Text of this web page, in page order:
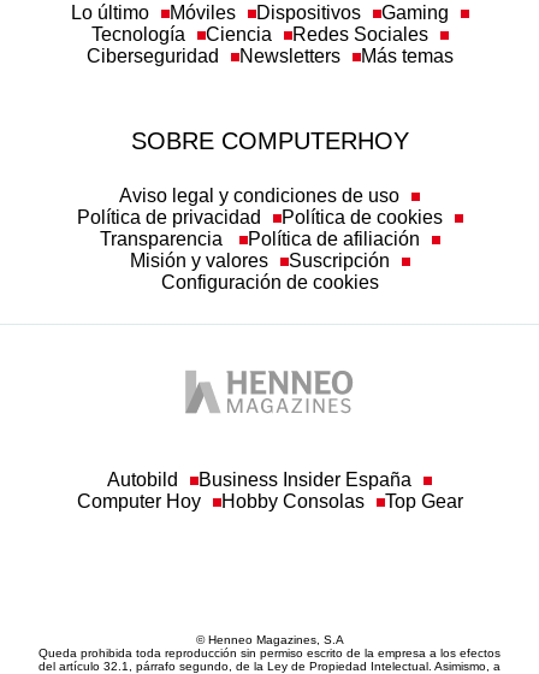
Lo último Móviles Dispositivos
Gaming
Tecnología
Ciencia
Redes Sociales
Ciberseguridad
Newsletters Más temas
SOBRE COMPUTERHOY
Aviso legal y condiciones de uso
Política de privacidad
Política de cookies
Transparencia
Política de afiliación
Misión y valores
Suscripción
Configuración de cookies
Autobild
Business Insider España
Computer Hoy
Hobby Consolas Top Gear
© Henneo Magazines, S.A
Queda prohibida toda reproducción sin permiso escrito de la empresa a los efectos
del artículo 32.1, párrafo segundo, de la Ley de Propiedad Intelectual. Asimismo, a